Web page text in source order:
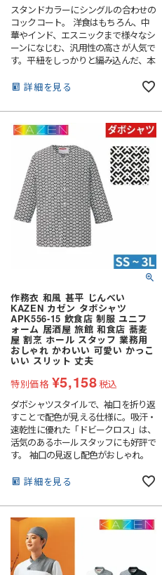
スタンドカラーにシングルの合わせの
コックコート。 洋食はもちろん、中
華やインド、エスニックまで様々なシ
ーンになじむ、汎用性の高さが人気で
す。平紐をしっかりと編み込んだ、本
す。『フレッシュエリアR』は洗濯を
ず、また、皮膚刺激も少ないため、安
心して着用いただけます。左胸片玉縁
ポケット付き。
詳細を見る
作務衣 和風 甚平 じんべい
KAZEN カゼン タボシャツ
APK556-15 飲食店 制服 ユニフ
ォーム 居酒屋 旅館 和食店 蕎麦
屋 割烹 ホール スタッフ 業務用
おしゃれ かわいい 可愛い かっこ
いい スリット 丈夫
特別価格 ¥5,158税込
ダボシャツスタイルで、袖口を折り返
すことで配色が見える仕様に。吸汗・
速乾性に優れた「ドビークロス」は、
活気のあるホールスタッフにも好評で
す。 袖口の見返し配色がおしゃれ。
典柄を現代的なモノトーンの連続模様
だわり、洗濯耐久性に優れ色落ちしに
くい高堅牢度加工"APENINO（アペニ
ノ）"を採用しています。
詳細を見る